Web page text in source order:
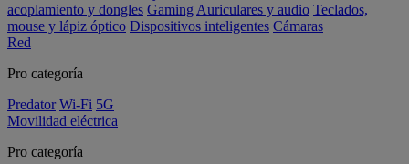
acoplamiento y dongles Gaming Auriculares y audio Teclados,
mouse y lápiz óptico Dispositivos inteligentes Cámaras
Red
Pro categoría
Predator Wi-Fi 5G
Movilidad eléctrica
Pro categoría